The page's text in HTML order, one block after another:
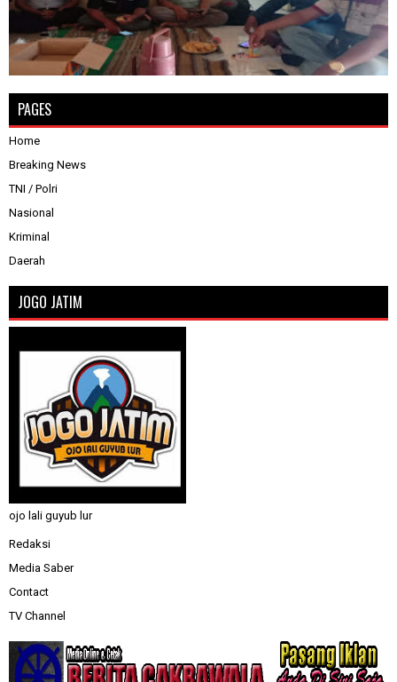
PAGES
Home
Breaking News
TNI / Polri
Nasional
Kriminal
Daerah
JOGO JATIM
ojo lali guyub lur
Redaksi
Media Saber
Contact
TV Channel